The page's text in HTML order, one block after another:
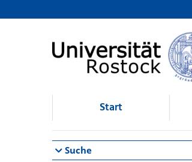
Browsen
direkt zum Inhalt
Start
Suche